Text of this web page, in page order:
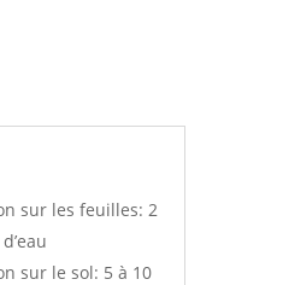
sur les feuilles: 2
sur le sol: 5 à 10